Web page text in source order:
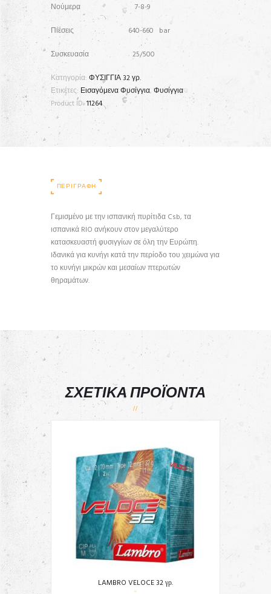
Νούμερα 7-8-9
Πιέσεις 640-660 bar
Συσκευασία 25/500
Κατηγορία: ΦΥΣΙΓΓΙΑ 32 γρ.
Ετικέτες: Εισαγόμενα Φυσίγγια,Φυσίγγια
Product ID:11264
ΠΕΡΙΓΡΑΦΉ
Γεμισμένο με την ισπανική πυρίτιδα Csb, τα
ισπανικά RIO ανήκουν στον μεγαλύτερο
κατασκευαστή φυσιγγίων σε όλη την Ευρώπη.
Iδανικά για κυνήγι κατά την περίοδο του χειμώνα για
το κυνήγι μικρών και μεσαίων πτερωτών
θηραμάτων.
ΣΧΕΤΙΚΆ ΠΡΟΪΌΝΤΑ
LAMBRO VELOCE 32 γρ.